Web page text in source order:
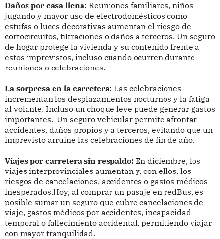
Daños por casa llena: Reuniones familiares, niños
jugando y mayor uso de electrodomésticos como
estufas o luces decorativas aumentan el riesgo de
cortocircuitos, filtraciones o daños a terceros. Un seguro
de hogar protege la vivienda y su contenido frente a
estos imprevistos, incluso cuando ocurren durante
reuniones o celebraciones.
La sorpresa en la carretera: Las celebraciones
incrementan los desplazamientos nocturnos y la fatiga
al volante. Incluso un choque leve puede generar gastos
importantes. Un seguro vehicular permite afrontar
accidentes, daños propios y a terceros, evitando que un
imprevisto arruine las celebraciones de fin de año.
Viajes por carretera sin respaldo: En diciembre, los
viajes interprovinciales aumentan y, con ellos, los
riesgos de cancelaciones, accidentes o gastos médicos
inesperados.Hoy, al comprar un pasaje en redBus, es
posible sumar un seguro que cubre cancelaciones de
viaje, gastos médicos por accidentes, incapacidad
temporal o fallecimiento accidental, permitiendo viajar
con mayor tranquilidad.